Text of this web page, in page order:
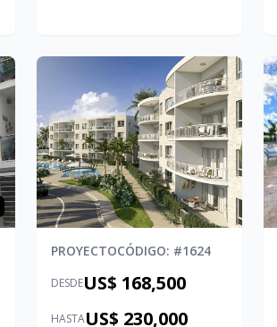
PROYECTOCÓDIGO: #1624
DESDEUS$ 168,500
HASTAUS$ 230,000